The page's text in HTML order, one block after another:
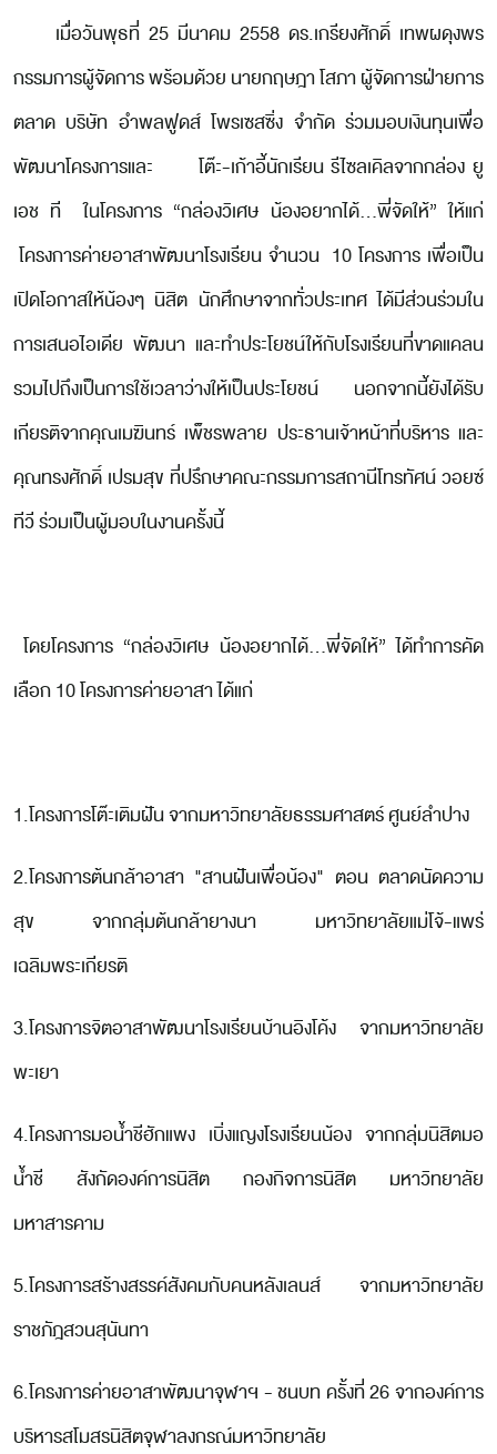
เมื่อวันพุธที่ 25 มีนาคม 2558 ดร.เกรียงศักดิ์ เทพผดุงพร
กรรมการผู้จัดการ พร้อมด้วย นายกฤษฎา โสภา ผู้จัดการฝ่ายการ
ตลาด บริษัท อำพลฟูดส์ โพรเซสซิ่ง จำกัด ร่วมมอบเงินทุนเพื่อ
พัฒนาโครงการและ โต๊ะ-เก้าอี้นักเรียน รีไซลเคิลจากกล่อง ยู
เอช ที ในโครงการ “กล่องวิเศษ น้องอยากได้...พี่จัดให้” ให้แก่
โครงการค่ายอาสาพัฒนาโรงเรียน จำนวน 10 โครงการ เพื่อเป็น
เปิดโอกาสให้น้องๆ นิสิต นักศึกษาจากทั่วประเทศ ได้มีส่วนร่วมใน
การเสนอไอเดีย พัฒนา และทำประโยชน์ให้กับโรงเรียนที่ขาดแคลน
รวมไปถึงเป็นการใช้เวลาว่างให้เป็นประโยชน์ นอกจากนี้ยังได้รับ
เกียรติจากคุณเมฆินทร์ เพ็ชรพลาย ประธานเจ้าหน้าที่บริหาร และ
คุณทรงศักดิ์ เปรมสุข ที่ปรึกษาคณะกรรมการสถานีโทรทัศน์ วอยซ์
ทีวี ร่วมเป็นผู้มอบในงานครั้งนี้
โดยโครงการ “กล่องวิเศษ น้องอยากได้...พี่จัดให้” ได้ทำการคัด
เลือก 10 โครงการค่ายอาสา ได้แก่
1.โครงการโต๊ะเติมฝัน จากมหาวิทยาลัยธรรมศาสตร์ ศูนย์ลำปาง
2.โครงการต้นกล้าอาสา "สานฝันเพื่อน้อง" ตอน ตลาดนัดความ
สุข จากกลุ่มต้นกล้ายางนา มหาวิทยาลัยแม่โจ้-แพร่
เฉลิมพระเกียรติ
3.โครงการจิตอาสาพัฒนาโรงเรียนบ้านอิงโค้ง จากมหาวิทยาลัย
พะเยา
4.โครงการมอน้ำชีฮักแพง เบิ่งแญงโรงเรียนน้อง จากกลุ่มนิสิตมอ
น้ำชี สังกัดองค์การนิสิต กองกิจการนิสิต มหาวิทยาลัย
มหาสารคาม
5.โครงการสร้างสรรค์สังคมกับคนหลังเลนส์ จากมหาวิทยาลัย
ราชภัฎสวนสุนันทา
6.โครงการค่ายอาสาพัฒนาจุฬาฯ - ชนบท ครั้งที่ 26 จากองค์การ
บริหารสโมสรนิสิตจุฬาลงกรณ์มหาวิทยาลัย